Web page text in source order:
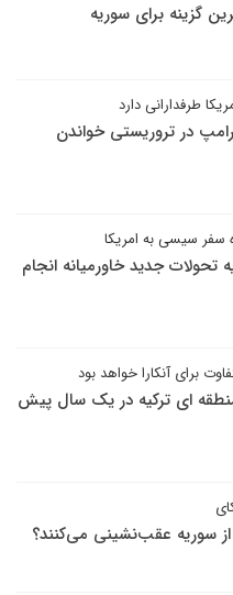
گزینه برای سوریه
طرفدارانی دارد
در تروریستی خواندن
سفر سیسی به امریکا
تحولات جدید خاورمیانه انجام
برای آنکارا خواهد بود
ای ترکیه در یک سال پیش
سوریه عقب‌نشینی می‌کنند؟